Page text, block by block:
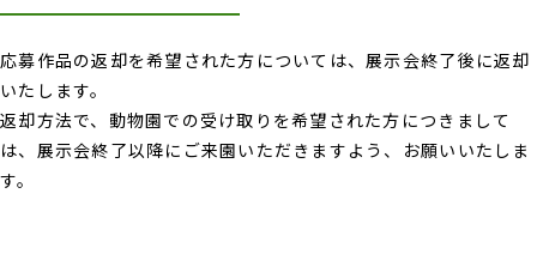
応募作品の返却を希望された方については、展示会終了後に返却
いたします。
返却方法で、動物園での受け取りを希望された方につきまして
は、展示会終了以降にご来園いただきますよう、お願いいたしま
す。